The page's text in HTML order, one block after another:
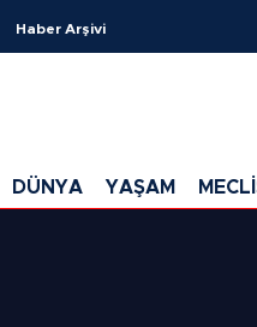
Haber Arşivi
DÜNYA YAŞAM